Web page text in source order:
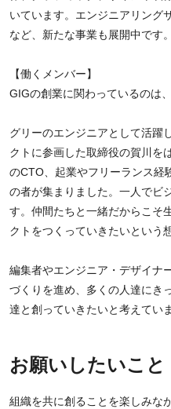
いています。エンジニアリング
など、新たな事業も展開中です。
【働くメンバー】
GIGの創業に関わっているのは
グリーのエンジニアとして活躍
クトに参画した取締役の賀川を
のCTO、起業やフリーランス経
の者が集まりました。一人でビ
す。仲間たちと一緒だからこそ
クトをつくっていきたいという
編集者やエンジニア・デザイナ
づくりを進め、多くの人達にき
達と創っていきたいと考えていま
お願いしたいこと
組織を共に創ることを楽しみな